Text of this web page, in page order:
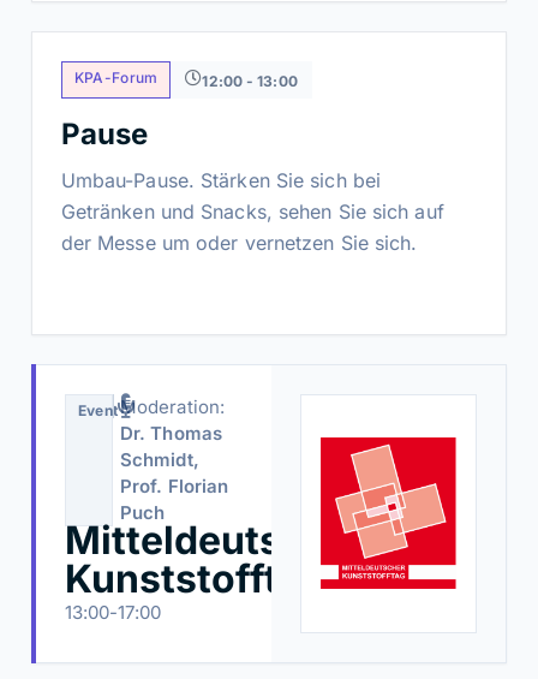
KPA-Forum 12:00 - 13:00
Pause
Umbau-Pause. Stärken Sie sich bei
Getränken und Snacks, sehen Sie sich auf
der Messe um oder vernetzen Sie sich.
EventModeration:
Dr. Thomas
Schmidt,
Prof. Florian
Puch
Mitteldeutscher
Kunststofftag
13:00-17:00